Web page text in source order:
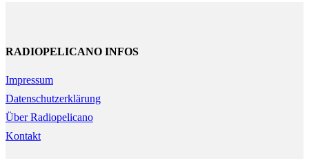
RADIOPELICANO INFOS
Impressum
Datenschutzerklärung
Über Radiopelicano
Kontakt